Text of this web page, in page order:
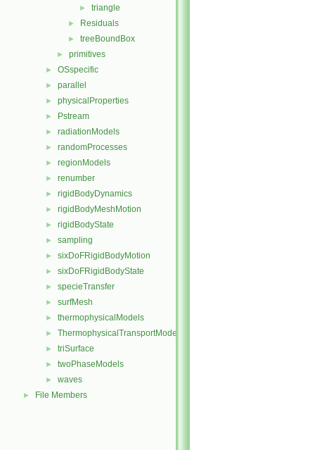
► triangle
► Residuals
► treeBoundBox
► primitives
► OSspecific
► parallel
► physicalProperties
► Pstream
► radiationModels
► randomProcesses
► regionModels
► renumber
► rigidBodyDynamics
► rigidBodyMeshMotion
► rigidBodyState
► sampling
► sixDoFRigidBodyMotion
► sixDoFRigidBodyState
► specieTransfer
► surfMesh
► thermophysicalModels
► ThermophysicalTransportModels
► triSurface
► twoPhaseModels
► waves
► File Members